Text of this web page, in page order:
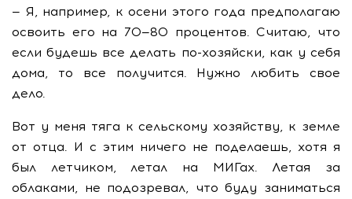
— Я, например, к осени этого года предполагаю
освоить его на 70—80 процентов. Считаю, что
если будешь все делать по-хозяйски, как у себя
дома, то все получится. Нужно любить свое
дело.
Вот у меня тяга к сельскому хозяйству, к земле
от отца. И с этим ничего не поделаешь, хотя я
был летчиком, летал на МИГах. Летая за
облаками, не подозревал, что буду заниматься